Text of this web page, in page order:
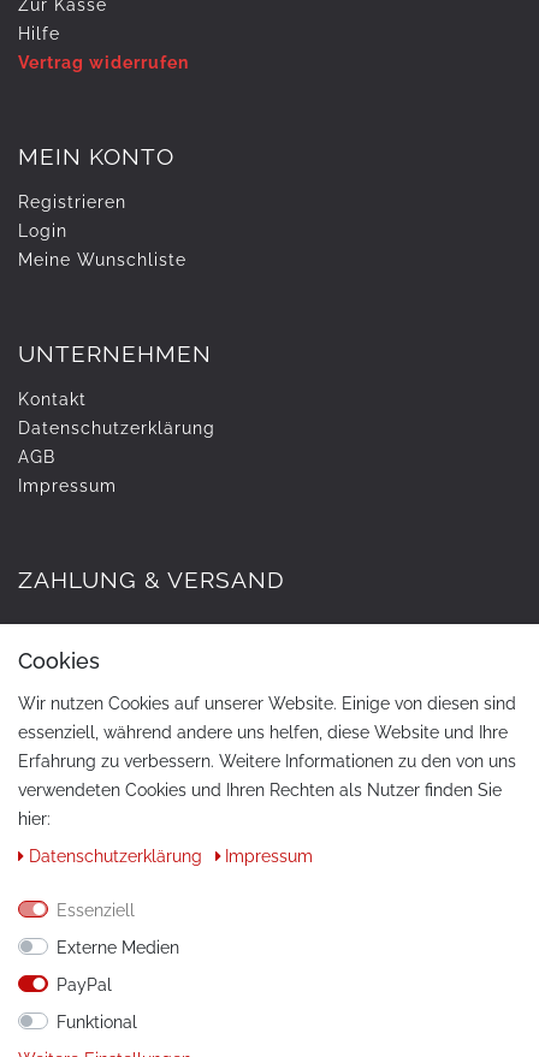
Zur Kasse
Hilfe
Vertrag widerrufen
MEIN KONTO
Registrieren
Login
Meine Wunschliste
UNTERNEHMEN
Kontakt
Daten­schutz­erklärung
AGB
Impressum
ZAHLUNG & VERSAND
ANLEITUNGEN
Cookies
Wir nutzen Cookies auf unserer Website. Einige von diesen sind
essenziell, während andere uns helfen, diese Website und Ihre
Erfahrung zu verbessern. Weitere Informationen zu den von uns
verwendeten Cookies und Ihren Rechten als Nutzer finden Sie
hier:
Daten­schutz­erklärung
Impressum
Essenziell
Externe Medien
PayPal
Funktional